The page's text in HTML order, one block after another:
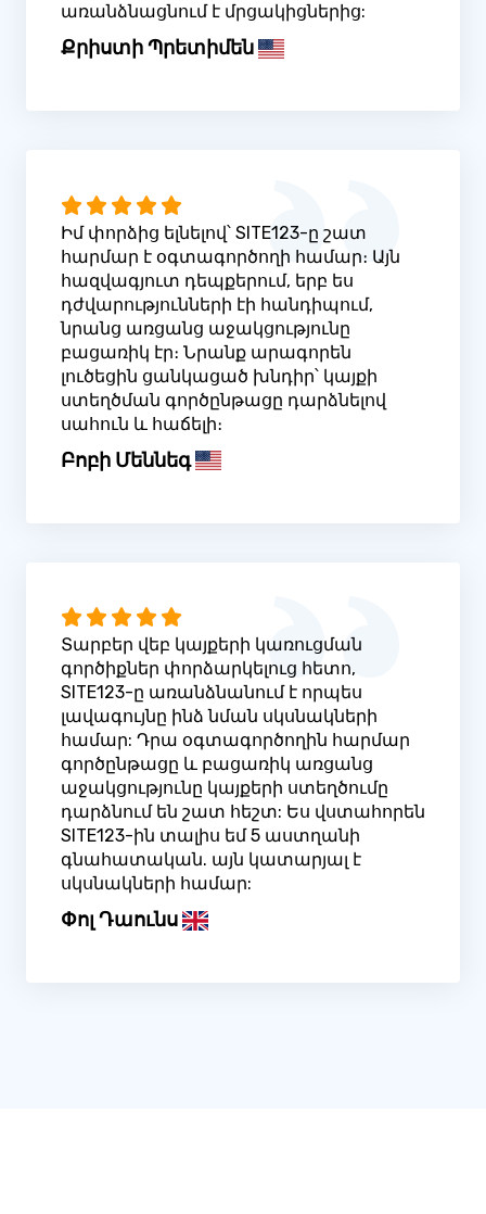
առանձնացնում է մրցակիցներից:
Քրիստի Պրետիմեն
Իմ փորձից ելնելով՝ SITE123-ը շատ
հարմար է օգտագործողի համար։ Այն
հազվագյուտ դեպքերում, երբ ես
դժվարությունների էի հանդիպում,
նրանց առցանց աջակցությունը
բացառիկ էր։ Նրանք արագորեն
լուծեցին ցանկացած խնդիր՝ կայքի
ստեղծման գործընթացը դարձնելով
սահուն և հաճելի։
Բոբի Մեննեգ
Տարբեր վեբ կայքերի կառուցման
գործիքներ փորձարկելուց հետո,
SITE123-ը առանձնանում է որպես
լավագույնը ինձ նման սկսնակների
համար: Դրա օգտագործողին հարմար
գործընթացը և բացառիկ առցանց
աջակցությունը կայքերի ստեղծումը
դարձնում են շատ հեշտ: Ես վստահորեն
SITE123-ին տալիս եմ 5 աստղանի
գնահատական. այն կատարյալ է
սկսնակների համար:
Փոլ Դաունս